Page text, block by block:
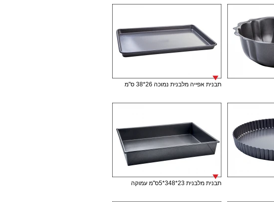
תבנית אפייה מלבנית נמוכה 26*38 ס"מ
תבנית מלבנית 23*348*5ס"מ עמוקה